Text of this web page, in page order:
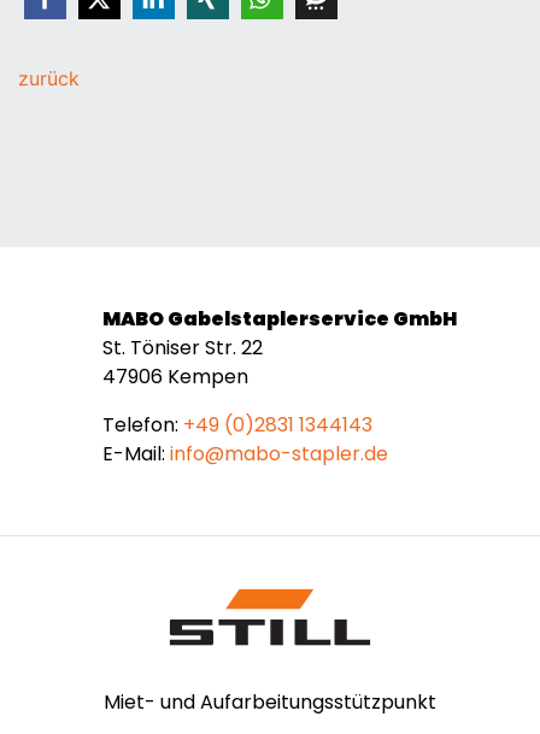
zurück
MABO Gabelstaplerservice GmbH
St. Töniser Str. 22
47906 Kempen
Telefon: +49 (0)2831 1344143
E-Mail: info@mabo-stapler.de
Miet- und Aufarbeitungsstützpunkt